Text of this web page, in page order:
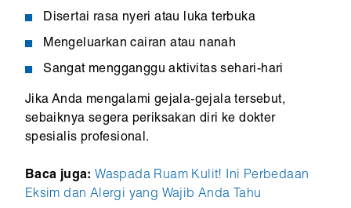
Disertai rasa nyeri atau luka terbuka
Mengeluarkan cairan atau nanah
Sangat mengganggu aktivitas sehari-hari
Jika Anda mengalami gejala-gejala tersebut,
sebaiknya segera periksakan diri ke dokter
spesialis profesional.
Baca juga: Waspada Ruam Kulit! Ini Perbedaan
Eksim dan Alergi yang Wajib Anda Tahu